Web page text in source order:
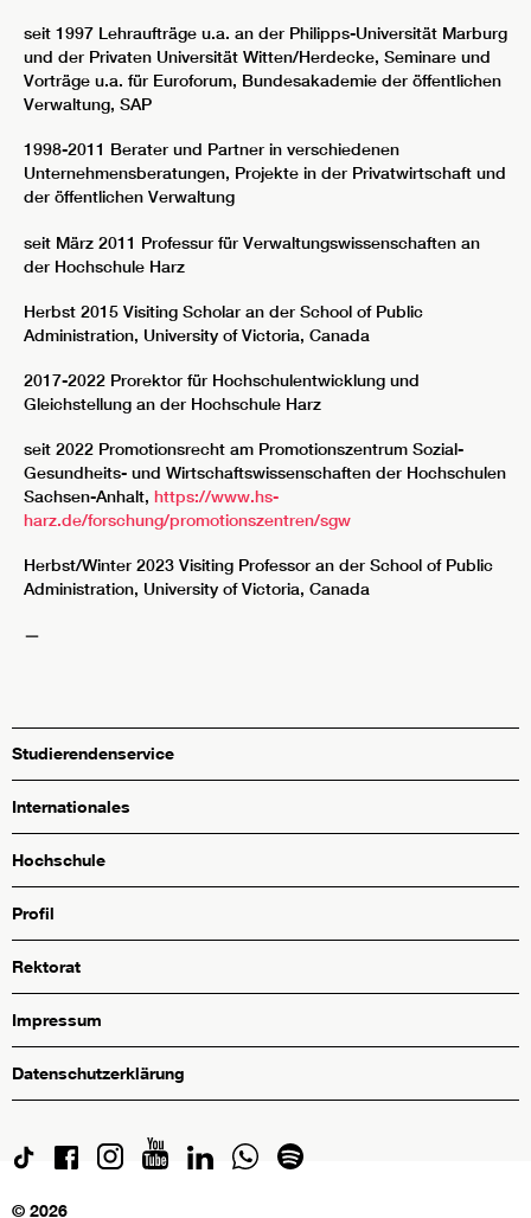
seit 1997 Lehraufträge u.a. an der Philipps-Universität Marburg
und der Privaten Universität Witten/Herdecke, Seminare und
Vorträge u.a. für Euroforum, Bundesakademie der öffentlichen
Verwaltung, SAP
1998-2011 Berater und Partner in verschiedenen
Unternehmensberatungen, Projekte in der Privatwirtschaft und
der öffentlichen Verwaltung
seit März 2011 Professur für Verwaltungswissenschaften an
der Hochschule Harz
Herbst 2015 Visiting Scholar an der School of Public
Administration, University of Victoria, Canada
2017-2022 Prorektor für Hochschulentwicklung und
Gleichstellung an der Hochschule Harz
seit 2022 Promotionsrecht am Promotionszentrum Sozial-
Gesundheits- und Wirtschaftswissenschaften der Hochschulen
Sachsen-Anhalt, https://www.hs-
harz.de/forschung/promotionszentren/sgw
Herbst/Winter 2023 Visiting Professor an der School of Public
Administration, University of Victoria, Canada
Studierendenservice
Internationales
Hochschule
Profil
Rektorat
Impressum
Datenschutzerklärung
© 2026